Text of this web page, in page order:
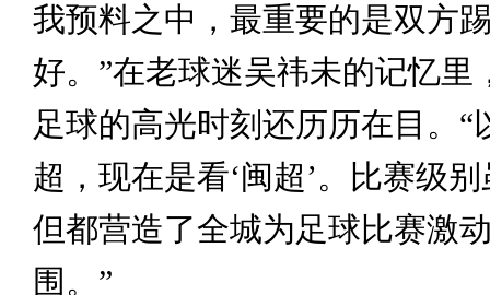
我预料之中，最重要的是双方
好。”在老球迷吴祎未的记忆里
足球的高光时刻还历历在目。“
超，现在是看‘闽超’。比赛级
但都营造了全城为足球比赛激
围。”